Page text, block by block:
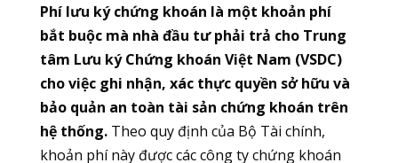
Phí lưu ký chứng khoán là một khoản phí
bắt buộc mà nhà đầu tư phải trả cho Trung
tâm Lưu ký Chứng khoán Việt Nam (VSDC)
cho việc ghi nhận, xác thực quyền sở hữu và
bảo quản an toàn tài sản chứng khoán trên
hệ thống.Theo quy định của Bộ Tài chính,
khoản phí này được các công ty chứng khoán